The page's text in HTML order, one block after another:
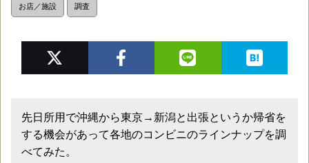
お店／施設 調査
先日所用で沖縄から東京→新潟と出張というか帰省を
する機会があって各地のコンビニのラインナップを調
べてみた。